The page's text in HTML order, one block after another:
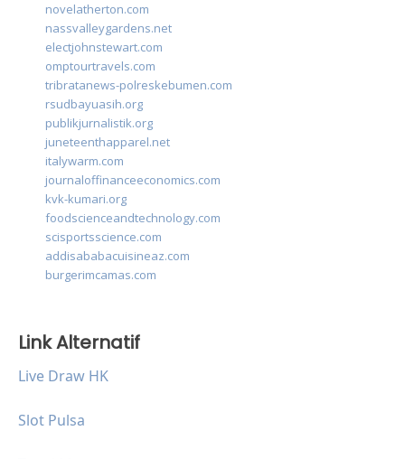
novelatherton.com
nassvalleygardens.net
electjohnstewart.com
omptourtravels.com
tribratanews-polreskebumen.com
rsudbayuasih.org
publikjurnalistik.org
juneteenthapparel.net
italywarm.com
journaloffinanceeconomics.com
kvk-kumari.org
foodscienceandtechnology.com
scisportsscience.com
addisababacuisineaz.com
burgerimcamas.com
Link Alternatif
Live Draw HK
Slot Pulsa